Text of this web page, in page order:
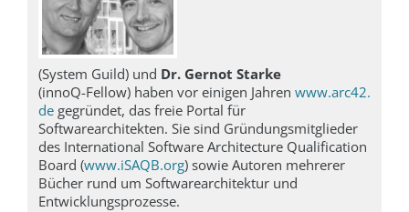
(System Guild) und Dr. Gernot Starke
(innoQ-Fellow) haben vor einigen Jahren www.arc42.
de gegründet, das freie Portal für
Softwarearchitekten. Sie sind Gründungsmitglieder
des International Software Architecture Qualification
Board (www.iSAQB.org) sowie Autoren mehrerer
Bücher rund um Softwarearchitektur und
Entwicklungsprozesse.